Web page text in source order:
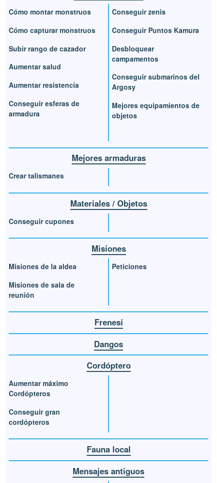
Cómo montar monstruos
Cómo capturar monstruos
Subir rango de cazador
Aumentar salud
Aumentar resistencia
Conseguir esferas de
armadura
Conseguir zenis
Conseguir Puntos Kamura
Desbloquear
campamentos
Conseguir submarinos del
Argosy
Mejores equipamientos de
objetos
Mejores armaduras
Crear talismanes
Materiales / Objetos
Conseguir cupones
Misiones
Misiones de la aldea
Misiones de sala de
reunión
Peticiones
Frenesí
Dangos
Cordóptero
Aumentar máximo
Cordópteros
Conseguir gran
cordópteros
Fauna local
Mensajes antiguos